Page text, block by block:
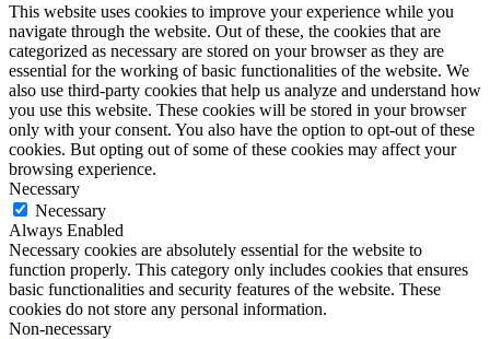
This website uses cookies to improve your experience while you
navigate through the website. Out of these, the cookies that are
categorized as necessary are stored on your browser as they are
essential for the working of basic functionalities of the website. We
also use third-party cookies that help us analyze and understand how
you use this website. These cookies will be stored in your browser
only with your consent. You also have the option to opt-out of these
cookies. But opting out of some of these cookies may affect your
browsing experience.
Necessary
Necessary
Always Enabled
Necessary cookies are absolutely essential for the website to
function properly. This category only includes cookies that ensures
basic functionalities and security features of the website. These
cookies do not store any personal information.
Non-necessary